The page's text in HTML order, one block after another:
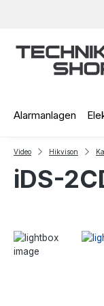
Alarmanlagen
Video Hikvison
iDS-